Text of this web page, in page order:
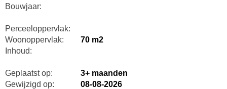
Bouwjaar:
Perceeloppervlak:
Woonoppervlak:
70 m2
Inhoud:
Geplaatst op:
3+ maanden
Gewijzigd op:
08-08-2026